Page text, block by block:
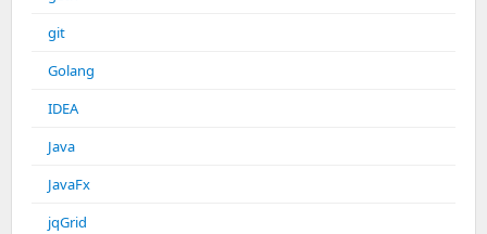
git
Golang
IDEA
Java
JavaFx
jqGrid